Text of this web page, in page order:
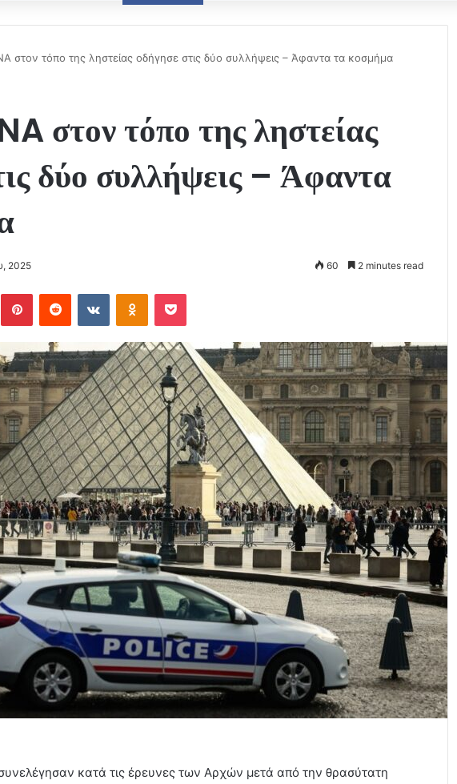
στον τόπο της ληστείας οδήγησε στις δύο συλλήψεις – Άφαντα τα κοσμήμα
στον τόπο της ληστείας
δύο συλλήψεις – Άφαντα
2025 60 2 minutes read
PinterestReddit VKontakteOdnoklassniki
Pocket
κατά τις έρευνες των Αρχών μετά από την θρασύτατη